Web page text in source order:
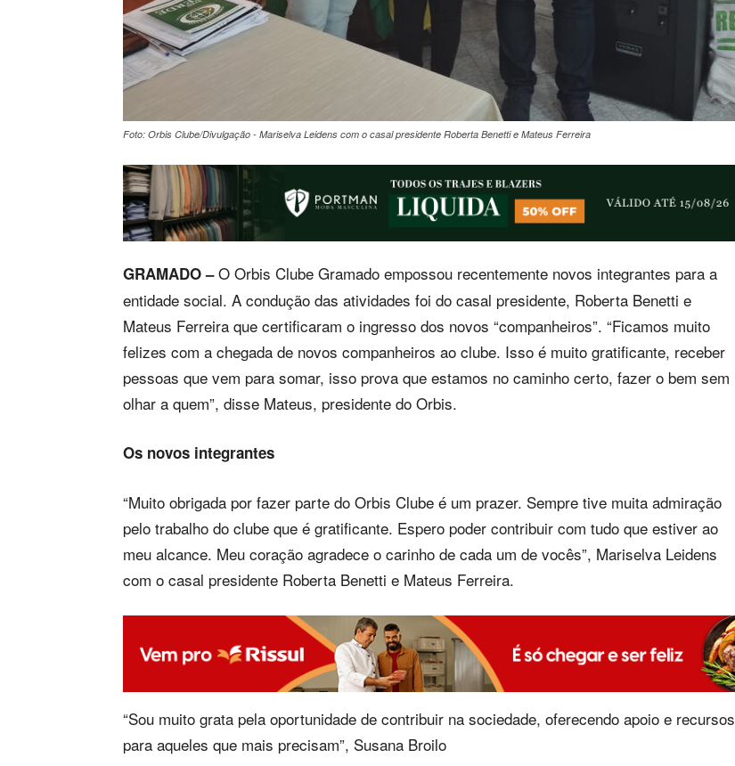
Foto: Orbis Clube/Divulgação - Mariselva Leidens com o casal presidente Roberta Benetti e Mateus Ferreira
GRAMADO –O Orbis Clube Gramado empossou recentemente novos integrantes para a
entidade social. A condução das atividades foi do casal presidente, Roberta Benetti e
Mateus Ferreira que certificaram o ingresso dos novos “companheiros”. “Ficamos muito
felizes com a chegada de novos companheiros ao clube. Isso é muito gratificante, receber
pessoas que vem para somar, isso prova que estamos no caminho certo, fazer o bem sem
olhar a quem”, disse Mateus, presidente do Orbis.
Os novos integrantes
“Muito obrigada por fazer parte do Orbis Clube é um prazer. Sempre tive muita admiração
pelo trabalho do clube que é gratificante. Espero poder contribuir com tudo que estiver ao
meu alcance. Meu coração agradece o carinho de cada um de vocês”, Mariselva Leidens
com o casal presidente Roberta Benetti e Mateus Ferreira.
“Sou muito grata pela oportunidade de contribuir na sociedade, oferecendo apoio e recursos
para aqueles que mais precisam”, Susana Broilo